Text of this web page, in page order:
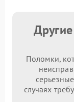
Поломки,
случаях